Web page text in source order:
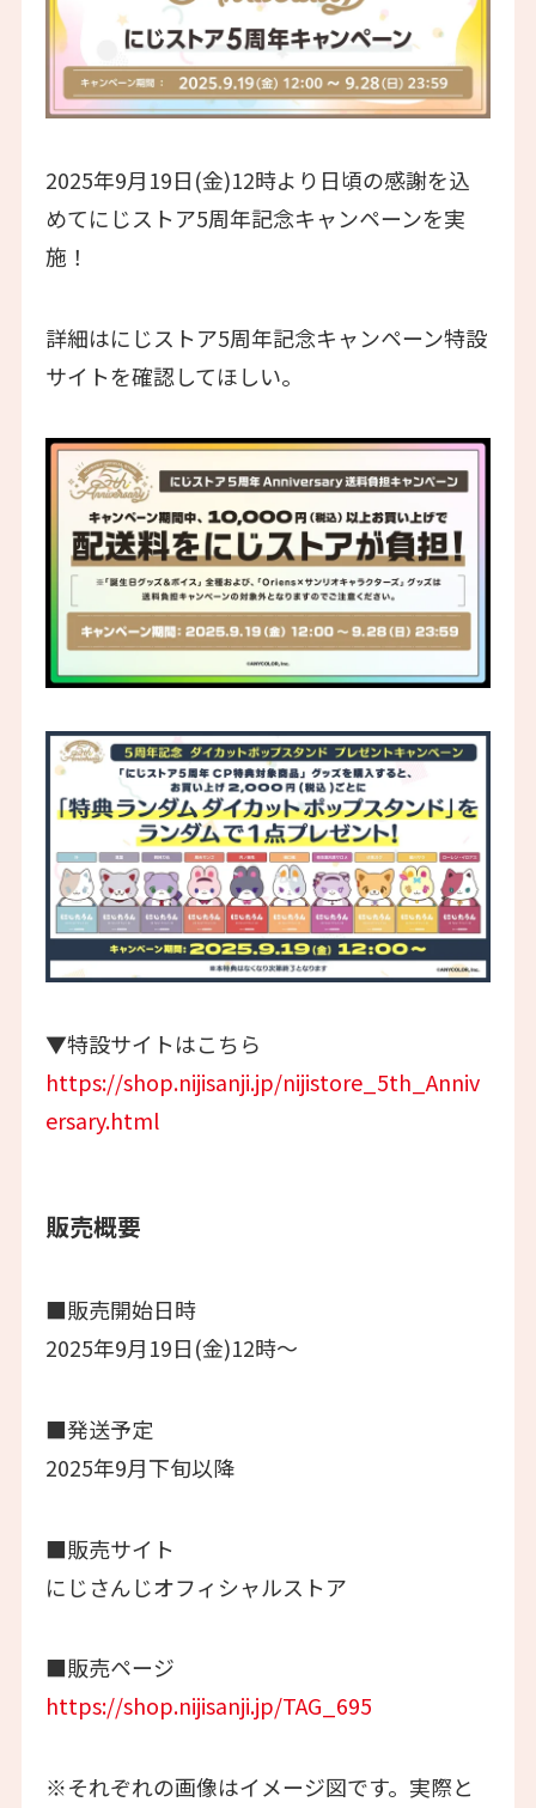
2025年9月19日(金)12時より日頃の感謝を込
めてにじストア5周年記念キャンペーンを実
施！
詳細はにじストア5周年記念キャンペーン特設
サイトを確認してほしい。
▼特設サイトはこちら
https://shop.nijisanji.jp/nijistore_5th_Anniv
ersary.html
販売概要
■販売開始日時
2025年9月19日(金)12時～
■発送予定
2025年9月下旬以降
■販売サイト
にじさんじオフィシャルストア
■販売ページ
https://shop.nijisanji.jp/TAG_695
※それぞれの画像はイメージ図です。実際と